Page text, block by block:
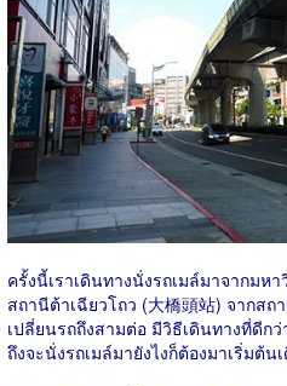
ครั้งนี้เราเดินทางนั่งรถเมล์มาจากมห
สถานีต้าเฉียวโถว (大橋頭站) จากส
เปลี่ยนรถถึงสามต่อ มีวิธีเดินทางที่ดีก
ถึงจะนั่งรถเมล์มายังไงก็ต้องมาเริ่มต้